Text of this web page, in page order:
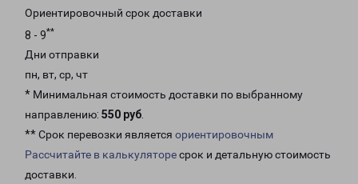
Ориентировочный срок доставки
8 - 9**
Дни отправки
пн, вт, ср, чт
* Минимальная стоимость доставки по выбранному
направлению: 550 руб.
** Срок перевозки является ориентировочным
Рассчитайте в калькуляторесрок и детальную стоимость
доставки.